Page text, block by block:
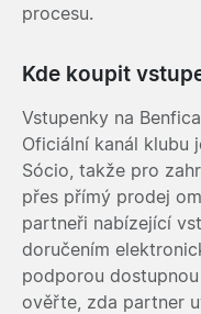
procesu.
Kde koupit
Vstupenky na
Oficiální kanál klubu
Sócio, takže pro
přes přímý prodej
partneři nabízející
doručením
podporou
ověřte, zda partner